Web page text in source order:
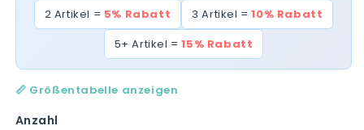
2 Artikel = 5% Rabatt 3 Artikel =10% Rabatt
5+ Artikel =15% Rabatt
📏 Größentabelle anzeigen
Anzahl